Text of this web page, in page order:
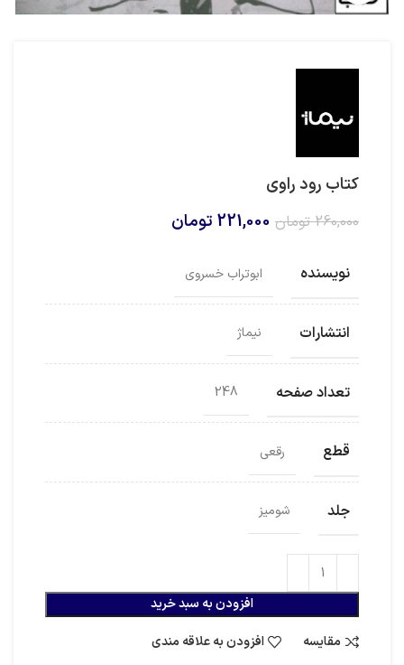
کتاب رود راوی
260,000 تومان قیمت
بود.
221,000 تومان
نویسنده ابوتراب خسروی
انتشارات نیماژ
تعداد صفحه 248
قطع رقعی
جلد شومیز
افزودن به سبد خرید
مقایسه
افزودن به علاقه مندی